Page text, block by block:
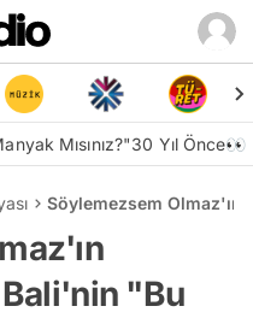
Mısınız?"30 Yıl Önce👀
Söylemezsem Olmaz'ın
"Bu